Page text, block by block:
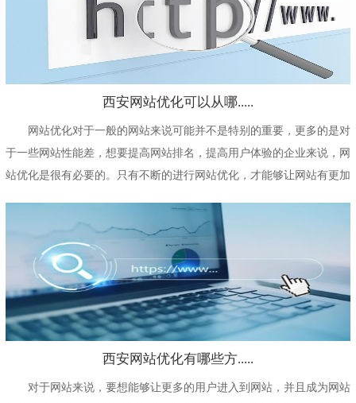
西安网站优化可以从哪.....
网站优化对于一般的网站来说可能并不是特别的重要，更多的是对
于一些网站性能差，想要提高网站排名，提高用户体验的企业来说，网
站优化是很有必要的。只有不断的进行网站优化，才能够让网站有更加
西安网站优化有哪些方.....
对于网站来说，要想能够让更多的用户进入到网站，并且成为网站